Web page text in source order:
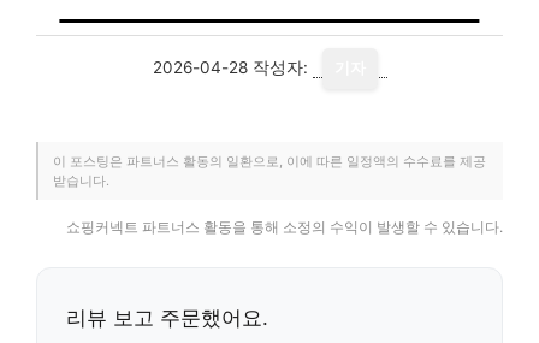
2026-04-28 작성자:
이 포스팅은 파트너스 활동의 일환으로, 이에 따른 일정액의 수수료를 제공
받습니다.
쇼핑커넥트 파트너스 활동을 통해 소정의 수익이 발생할 수 있습니다.
리뷰 보고 주문했어요.